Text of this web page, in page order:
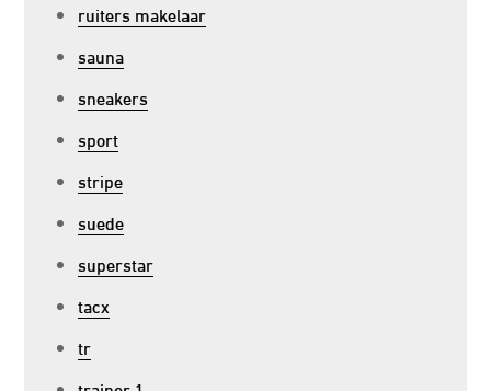
ruiters makelaar
sauna
sneakers
sport
stripe
suede
superstar
tacx
tr